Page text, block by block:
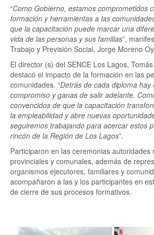
“Como Gobierno, estamos comprometidos
formación y herramientas a las
que la capacitación puede marcar una
vida de las personas y sus familias”,
Trabajo y Previsión Social, Jorge Moreno
El director (s) del SENCE Los Lagos,
destacó el impacto de la formación en las
comunidades. “Detrás de cada diploma hay
compromiso y ganas de salir adelante.
convencidos de que la capacitación
la empleabilidad y abre nuevas
seguiremos trabajando para acercar estos
rincón de la Región de Los Lagos”.
Participaron en las ceremonias autoridades
provinciales y comunales, además de
organismos ejecutores, familiares y
acompañaron a las y los participantes en
de cierre de sus procesos formativos.